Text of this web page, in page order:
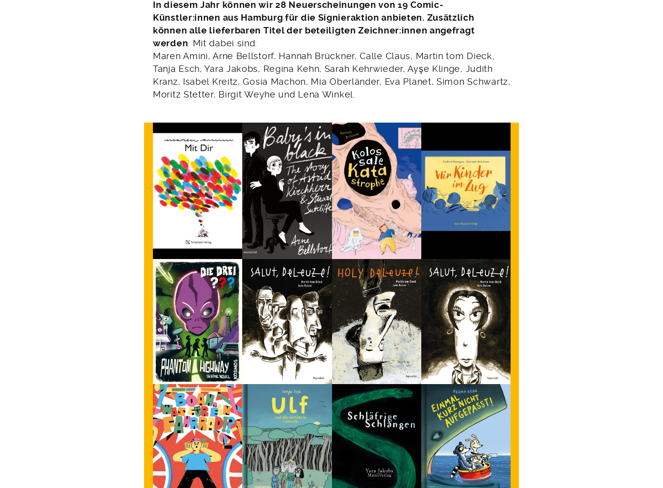
In diesem Jahr können wir 28 Neuerscheinungen von 19 Comic-
Künstler:innen aus Hamburg für die Signieraktion anbieten. Zusätzlich
können alle lieferbaren Titel der beteiligten Zeichner:innen angefragt
werden . Mit dabei sind:
Maren Amini, Arne Bellstorf, Hannah Brückner, Calle Claus, Martin tom Dieck,
Tanja Esch, Yara Jakobs, Regina Kehn, Sarah Kehrwieder, Ayşe Klinge, Judith
Kranz, Isabel Kreitz, Gosia Machon, Mia Oberländer, Eva Planet, Simon Schwartz,
Moritz Stetter, Birgit Weyhe und Lena Winkel.